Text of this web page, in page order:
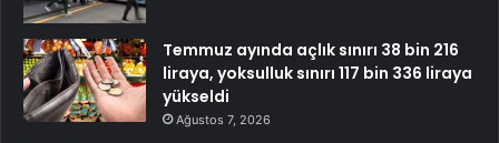
Temmuz ayında açlık sınırı 38 bin 216
liraya, yoksulluk sınırı 117 bin 336 liraya
yükseldi
Ağustos 7, 2026